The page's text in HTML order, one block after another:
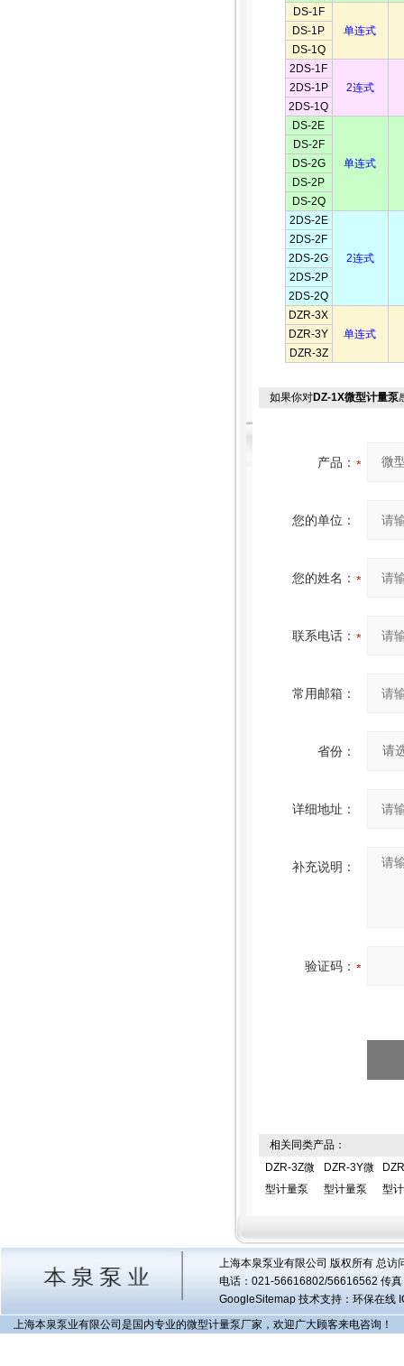
DS-1F
单连式
DS-1P
DS-1Q
2DS-1F
2连式
2DS-1P
2DS-1Q
DS-2E
单连式
DS-2F
DS-2G
DS-2P
DS-2Q
2DS-2E
2连式
2DS-2F
2DS-2G
2DS-2P
2DS-2Q
DZR-3X
单连式
DZR-3Y
DZR-3Z
如果你对DZ-1X微型计量泵
产品：
您的单位：
您的姓名：
联系电话：
常用邮箱：
省份：
详细地址：
补充说明：
验证码：
相关同类产品：
DZR-3Z微
型计量泵
DZR-3Y微
型计量泵
型
上海本泉泵业有限公司 版权所有 总访
电话：021-56616802/56616562 传
GoogleSitemap技术支持：环保在线
上海本泉泵业有限公司是国内专业的微型计量泵厂家，欢迎广大顾客来电咨询！